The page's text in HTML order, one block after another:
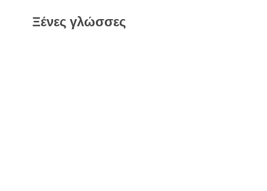
Ξένες γλώσσες